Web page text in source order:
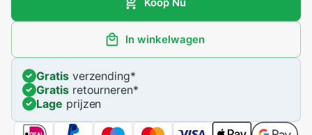
In winkelwagen
Gratisverzending*
Gratisretourneren*
Lage prijzen